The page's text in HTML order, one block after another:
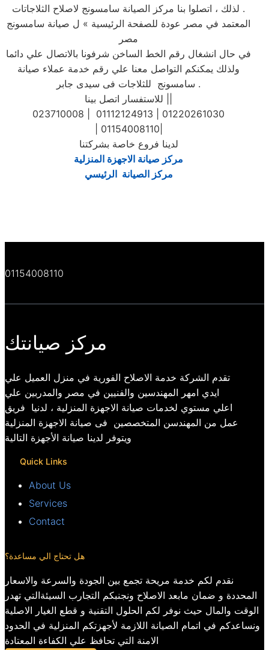
. لذلك ، اتصلوا بنا مركز الصيانة سامسونج لاصلاح الثلاجاتات
المعتمد في مصر عودة للصفحة الرئيسية » ل صيانة سامسونج
مصر
في حال انشغال رقم الخط الساخن شرفونا بالاتصال علي دائما
ولذلك يمكنكم التواصل معنا علي رقم خدمة عملاء صيانة
سامسونج للثلاجات فى سيدى جابر .
023710008 | 01112124913 | 01220261030
| 01154008110|
لدينا فروع خاصة بشركتنا
مركز صيانة الاجهزة المنزلية
مركز الصيانة الرئيسي
01154008110
مركز صيانتك
تقدم الشركة خدمة الاصلاح الفورية في منزل العميل علي
ايدي امهر المهندسين والفنيين في مصر والمدربين علي
اعلي مستوي لخدمات صيانة الاجهزة المنزلية ، لدنيا فريق
عمل من المهندسن المتخصصين فى صيانة الاجهزة المنزلية
ويتوفر لدينا صيانة الأجهزة التالية
Quick Links
About Us
Services
Contact
هل تحتاج الي مساعدة؟
نقدم لكم خدمة مريحة تجمع بين الجودة والسرعة والاسعار
المحددة و ضمان مابعد الاصلاح ونجنبكم التجارب السيئةالتي تهدر
الوقت والمال حيث نوفر لكم الحلول التقنية و قطع الغيار الاصلية
ونساعدكم في اتمام الصيانة اللازمة لأجهزتكم المنزلية في الحدود
الامنة التي تحافظ علي الكفاءة المعتادة